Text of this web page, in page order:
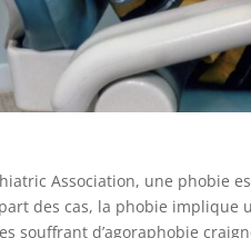
Association, une phobie
des cas, la phobie
souffrant d’agoraphobie